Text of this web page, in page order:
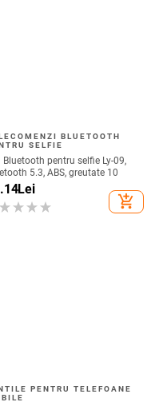
BLUETOOTH
SELFIE
Bluetooth pentru selfie Ly-09,
5.3, ABS, greutate 10
Lei
add_shopping_cart
PENTRU TELEFOANE